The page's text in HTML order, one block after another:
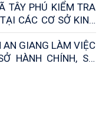
TÂY PHÚ KIỂM TRA
CÁC CƠ SỞ KINH
CĂN TIN CÁC ĐIỂM
GIANG LÀM VIỆC
HÀNH CHÍNH, SỰ